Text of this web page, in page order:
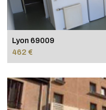
Lyon 69009
462 €